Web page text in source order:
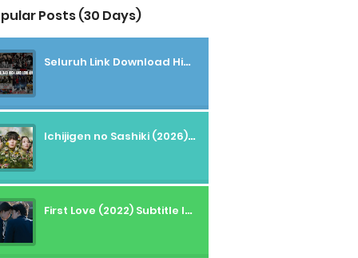
Posts (30 Days)
Seluruh Link Download High And Low Subtitle Indonesia
Ichijigen no Sashiki (2026) - 01 Subtitle Indonesia
First Love (2022) Subtitle Indonesia + Tanpa Iklan + Streaming + 1080p